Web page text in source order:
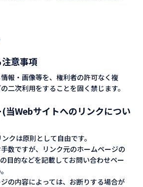
意事項
報・画像等を、権利者の許可なく複
二次利用をすることを固く禁じます。
当Webサイトへのリンクについ
クは原則として自由です。
数ですが、リンク元のホームページの
目的などを記載してお問い合わせペー
の内容によっては、お断りする場合が